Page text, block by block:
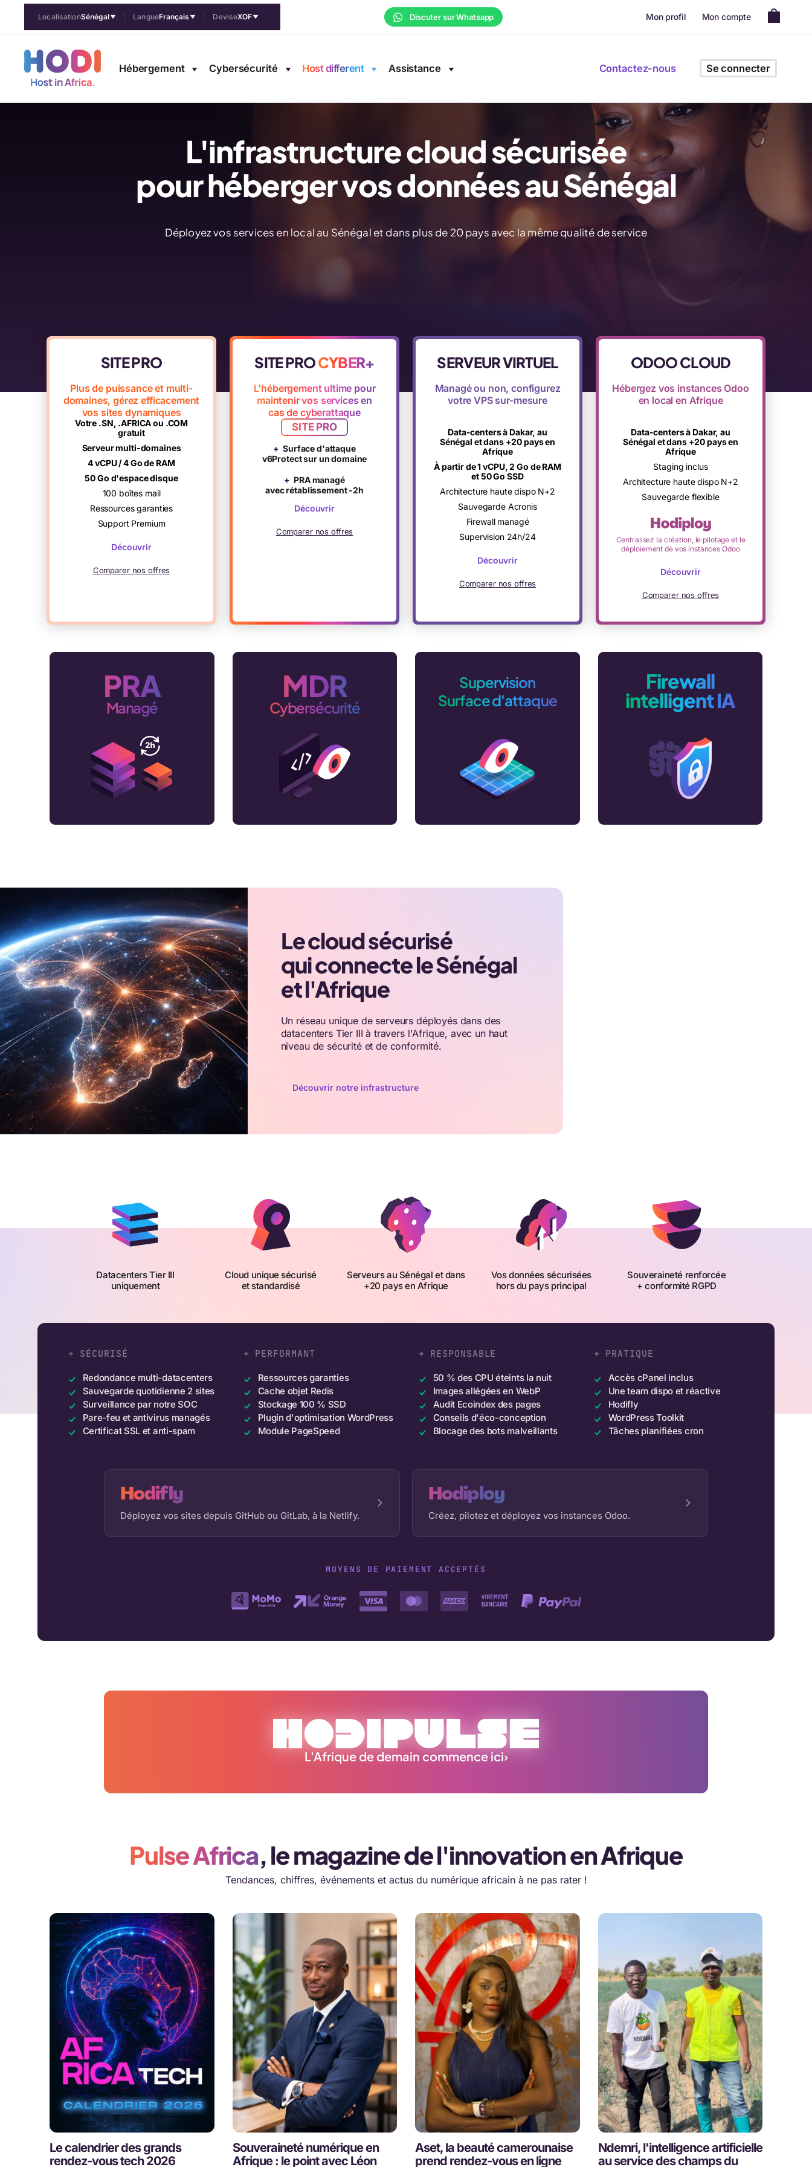
LocalisationSénégal LangueFrançais DeviseXOF Discuter sur Whatsapp Mon profil Mon compte
Hébergement Cybersécurité Host different Assistance Contactez-nous Se connecter
L'infrastructure cloud sécurisée
pour héberger vos données au Sénégal
Déployez vos services en local au Sénégal et dans plus de 20 pays avec la même qualité de service
SITE PRO
Plus de puissance et multi-
domaines, gérez efficacement
vos sites dynamiques
Votre .SN, .AFRICA ou .COM
gratuit
Serveur multi-domaines
4 vCPU / 4 Go de RAM
50 Go d'espace disque
100 boîtes mail
Ressources garanties
Support Premium
Découvrir
Comparer nos offres
SITE PROCYBER+
L'hébergement ultime pour
maintenir vos services en
cas de cyberattaque
SITE PRO
+ Surface d'attaque
v6Protect sur un domaine
+ PRA managé
avec rétablissement -2h
Découvrir
Comparer nos offres
SERVEUR VIRTUEL
Managé ou non, configurez
votre VPS sur-mesure
Data-centers à Dakar, au
Sénégal et dans +20 pays en
Afrique
À partir de 1 vCPU, 2 Go de RAM
et 50 Go SSD
Architecture haute dispo N+2
Sauvegarde Acronis
Firewall managé
Supervision 24h/24
Découvrir
Comparer nos offres
ODOO CLOUD
Hébergez vos instances Odoo
en local en Afrique
Data-centers à Dakar, au
Sénégal et dans +20 pays en
Afrique
Staging inclus
Architecture haute dispo N+2
Sauvegarde flexible
Centralisez la création, le pilotage et le
déploiement de vos instances Odoo
Découvrir
Comparer nos offres
PRA
Managé
MDR
Cybersécurité
Supervision
Surface d'attaque
Firewall
intelligent IA
Le cloud sécurisé
qui connecte le Sénégal
et l'Afrique
Un réseau unique de serveurs déployés dans des
datacenters Tier III à travers l'Afrique, avec un haut
niveau de sécurité et de conformité.
Découvrir notre infrastructure
Datacenters Tier III
uniquement
Cloud unique sécurisé
et standardisé
Serveurs au Sénégal et dans
+20 pays en Afrique
Vos données sécurisées
hors du pays principal
Souveraineté renforcée
+ conformité RGPD
+ SÉCURISÉ
Redondance multi-datacenters
Sauvegarde quotidienne 2 sites
Surveillance par notre SOC
Pare-feu et antivirus managés
Certificat SSL et anti-spam
+ PERFORMANT
Ressources garanties
Cache objet Redis
Stockage 100 % SSD
Plugin d'optimisation WordPress
Module PageSpeed
+ RESPONSABLE
50 % des CPU éteints la nuit
Images allégées en WebP
Audit Ecoindex des pages
Conseils d'éco-conception
Blocage des bots malveillants
+ PRATIQUE
Accès cPanel inclus
Une team dispo et réactive
Hodifly
WordPress Toolkit
Tâches planifiées cron
Hodifly
Déployez vos sites depuis GitHub ou GitLab, à la Netlify.
Hodiploy
Créez, pilotez et déployez vos instances Odoo.
MOYENS DE PAIEMENT ACCEPTÉS
L'Afrique de demain commence ici›
Pulse Africa, le magazine de l'innovation en Afrique
Tendances, chiffres, événements et actus du numérique africain à ne pas rater !
Le calendrier des grands
rendez-vous tech 2026
Souveraineté numérique en
Afrique : le point avec Léon
Aset, la beauté camerounaise
prend rendez-vous en ligne
Ndemri, l'intelligence artificielle
au service des champs du